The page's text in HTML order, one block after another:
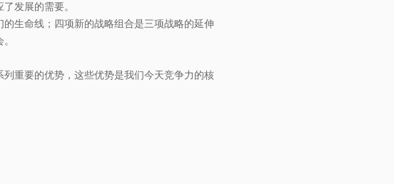
发展的需要。
生命线；四项新的战略组合是三项战略的延伸
重要的优势，这些优势是我们今天竞争力的核